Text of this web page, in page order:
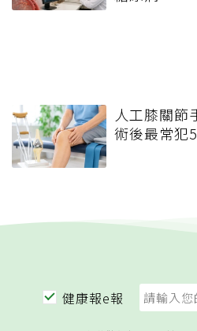
人工膝關節
術後最常犯
健康報e報